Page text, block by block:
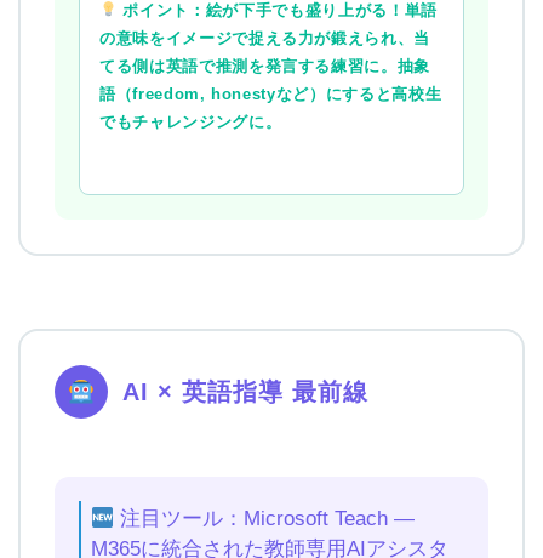
ポイント：絵が下手でも盛り上がる！単語
の意味をイメージで捉える力が鍛えられ、当
てる側は英語で推測を発言する練習に。抽象
語（freedom, honestyなど）にすると高校生
でもチャレンジングに。
AI × 英語指導 最前線
注目ツール：Microsoft Teach —
M365に統合された教師専用AIアシスタ